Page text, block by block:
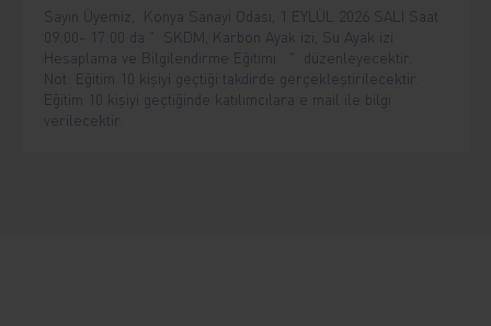
Sayın Üyemiz, Konya Sanayi Odası, 1 EYLÜL 2026 SALI Saat
09:00- 17:00 da " SKDM, Karbon Ayak izi, Su Ayak izi
Hesaplama ve Bilgilendirme Eğitimi " düzenleyecektir.
Not: Eğitim 10 kişiyi geçtiği takdirde gerçekleştirilecektir.
Eğitim 10 kişiyi geçtiğinde katılımcılara e mail ile bilgi
verilecektir.